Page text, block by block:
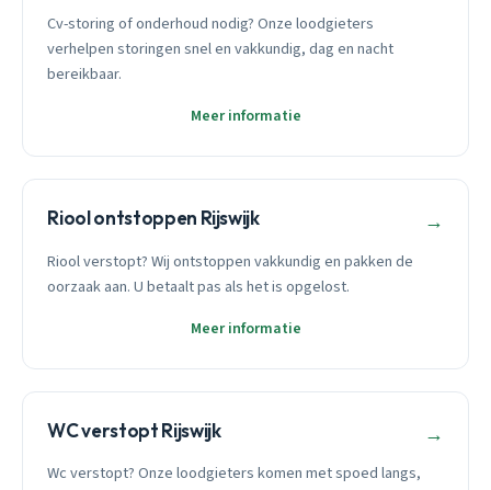
Cv-storing of onderhoud nodig? Onze loodgieters
verhelpen storingen snel en vakkundig, dag en nacht
bereikbaar.
Meer informatie
Riool ontstoppen Rijswijk →
Riool verstopt? Wij ontstoppen vakkundig en pakken de
oorzaak aan. U betaalt pas als het is opgelost.
Meer informatie
WC verstopt Rijswijk →
Wc verstopt? Onze loodgieters komen met spoed langs,